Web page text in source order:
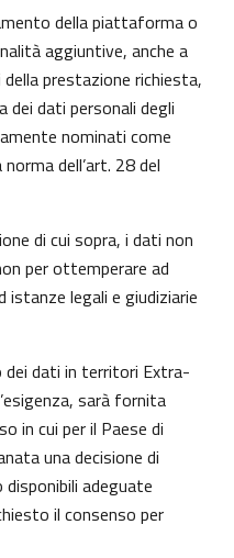
della piattaforma o
aggiuntive, anche a
prestazione richiesta,
dei dati personali degli
nominati come
dell’art. 28 del
di cui sopra, i dati non
per ottemperare ad
istanze legali e giudiziarie
dati in territori Extra-
sarà fornita
in cui per il Paese di
una decisione di
adeguate
il consenso per